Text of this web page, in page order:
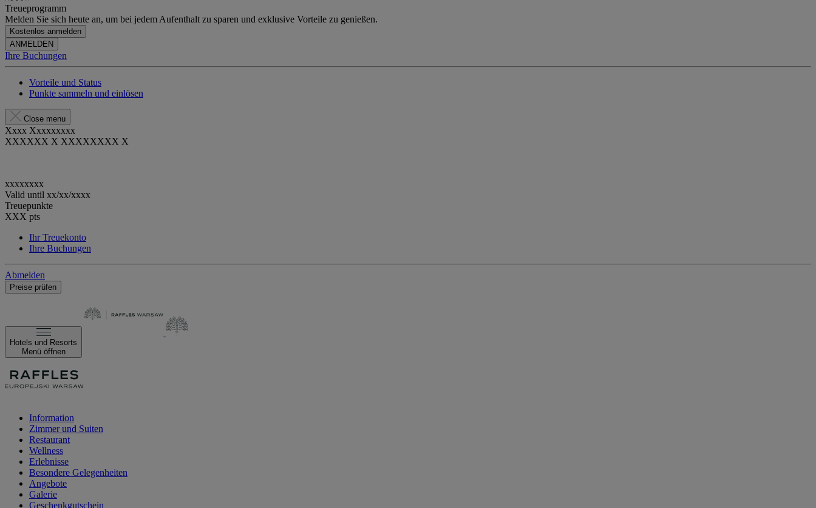
Treueprogramm
Melden Sie sich heute an, um bei jedem Aufenthalt zu sparen und exklusive Vorteile zu genießen.
Kostenlos anmelden
ANMELDEN
Ihre Buchungen
Vorteile und Status
Punkte sammeln und einlösen
Close menu
Xxxx Xxxxxxxxx
XXXXXX X XXXXXXXX X
xxxxxxxx
Valid until xx/xx/xxxx
Treuepunkte
XXX pts
Ihr Treuekonto
Ihre Buchungen
Abmelden
Preise prüfen
Hotels und Resorts
Menü öffnen
Information
Zimmer und Suiten
Restaurant
Wellness
Erlebnisse
Besondere Gelegenheiten
Angebote
Galerie
Geschenkgutschein